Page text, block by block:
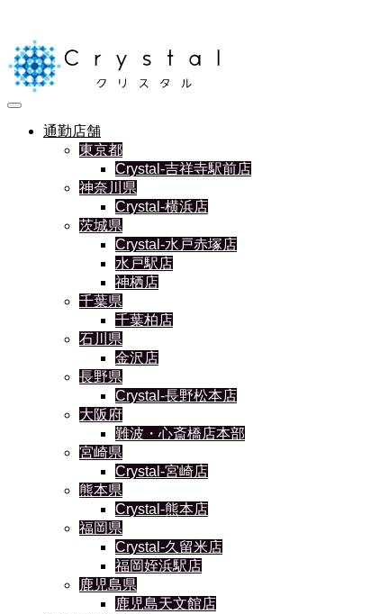
通勤店舗
東京都
Crystal-吉祥寺駅前店
神奈川県
Crystal-横浜店
茨城県
Crystal-水戸赤塚店
水戸駅店
神栖店
千葉県
千葉柏店
石川県
金沢店
長野県
Crystal-長野松本店
大阪府
難波・心斎橋店本部
宮崎県
Crystal-宮崎店
熊本県
Crystal-熊本店
福岡県
Crystal-久留米店
福岡姪浜駅店
鹿児島県
鹿児島天文館店